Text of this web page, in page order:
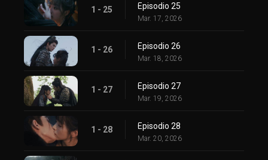
1 - 25 Episodio 25
Mar. 17, 2026
1 - 26 Episodio 26
Mar. 18, 2026
1 - 27 Episodio 27
Mar. 19, 2026
1 - 28 Episodio 28
Mar. 20, 2026